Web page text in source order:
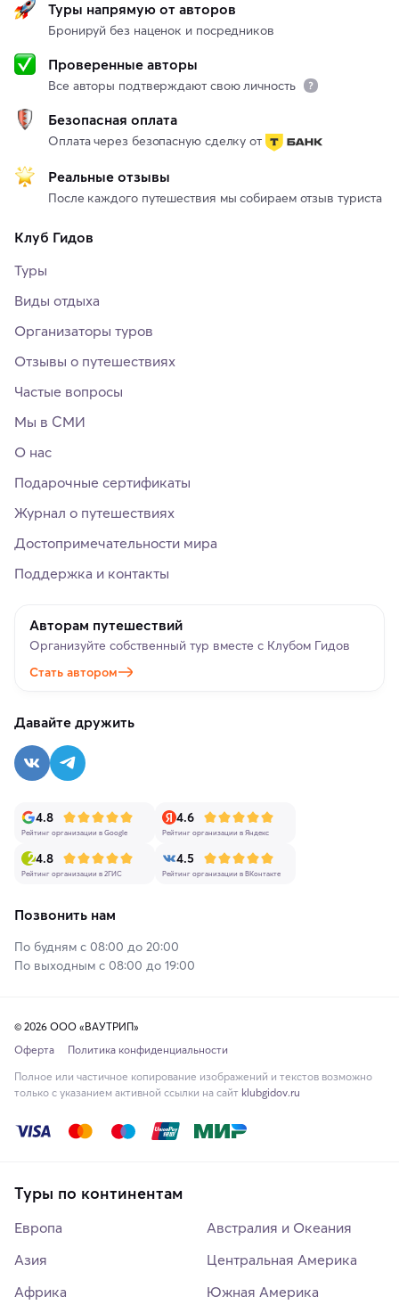
Туры напрямую от авторов
Бронируй без наценок и посредников
Проверенные авторы
Все авторы подтверждают свою личность
Безопасная оплата
Оплата через безопасную сделку от
Реальные отзывы
После каждого путешествия мы собираем отзыв туриста
Клуб Гидов
Туры
Виды отдыха
Организаторы туров
Отзывы о путешествиях
Частые вопросы
Мы в СМИ
О нас
Подарочные сертификаты
Журнал о путешествиях
Достопримечательности мира
Поддержка и контакты
Авторам путешествий
Организуйте собственный тур вместе с Клубом Гидов
Стать автором
Давайте дружить
4.8
Рейтинг организации в Google
4.6
Рейтинг организации в Яндекс
4.8
Рейтинг организации в 2ГИС
4.5
Рейтинг организации в ВКонтакте
Позвонить нам
По будням с 08:00 до 20:00
По выходным с 08:00 до 19:00
© 2026 ООО «ВАУТРИП»
Оферта
Политика конфиденциальности
Полное или частичное копирование изображений и текстов возможно
только с указанием активной ссылки на сайт klubgidov.ru
Туры по континентам
Европа
Азия
Африка
Австралия и Океания
Центральная Америка
Южная Америка